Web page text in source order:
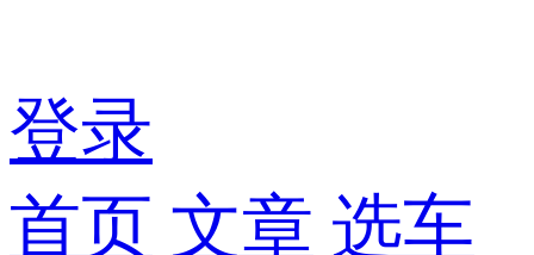
登录
首页 文章 选车